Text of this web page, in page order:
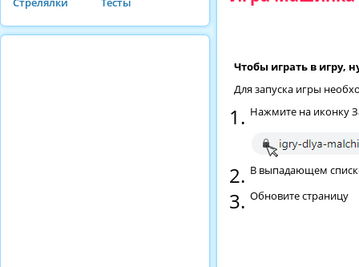
Чтобы играть в игру,
Для запуска игры
Нажмите на иконку
В выпадающем
Обновите страницу